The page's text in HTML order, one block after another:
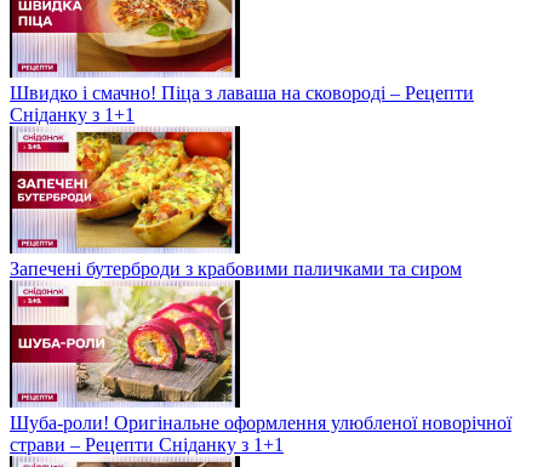
Швидко і смачно! Піца з лаваша на сковороді – Рецепти
Сніданку з 1+1
Запечені бутерброди з крабовими паличками та сиром
Шуба-роли! Оригінальне оформлення улюбленої новорічної
страви – Рецепти Сніданку з 1+1